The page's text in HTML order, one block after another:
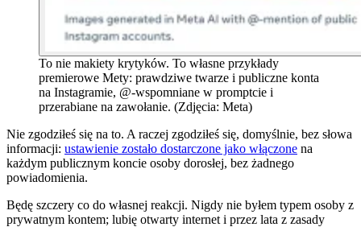
To nie makiety krytyków. To własne przykłady
premierowe Mety: prawdziwe twarze i publiczne konta
na Instagramie, @-wspomniane w promptcie i
przerabiane na zawołanie. (Zdjęcia: Meta)
Nie zgodziłeś się na to. A raczej zgodziłeś się, domyślnie, bez słowa
informacji: ustawienie zostało dostarczone jako włączone na
każdym publicznym koncie osoby dorosłej, bez żadnego
powiadomienia.
Będę szczery co do własnej reakcji. Nigdy nie byłem typem osoby z
prywatnym kontem; lubię otwarty internet i przez lata z zasady